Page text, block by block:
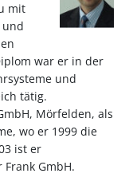
mit
und
war er in der
und
tätig.
Mörfelden, als
wo er 1999 die
ist er
GmbH.